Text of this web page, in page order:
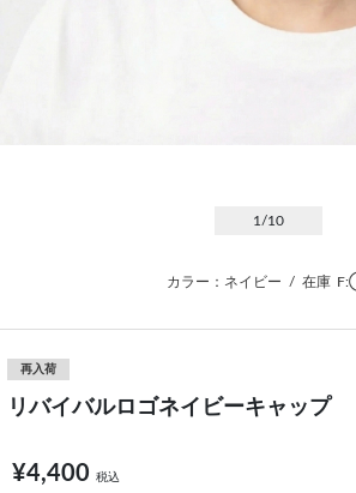
1 /10
カラー：ネイビー / 在庫
再入荷
リバイバルロゴネイビーキャップ
¥4,400 税込